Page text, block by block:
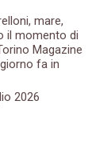
mare,
il momento di
Magazine
fa in
2026